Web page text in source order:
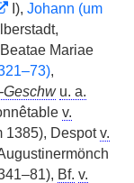
I), Johann (um
Mariae
,
Geschw u. a.
v.
1385), Despotv.
Bf. v.